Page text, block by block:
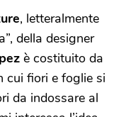
, letteralmente
della designer
è costituito da
cui fiori e foglie si
da indossare al